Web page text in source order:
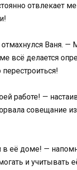
отвлекает
Ваня. —
всё делается
работе! —
совещание
её доме! —
и учитывать